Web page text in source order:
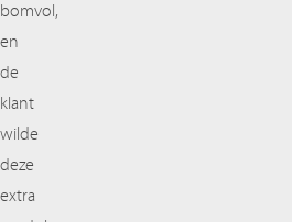
bomvol,
en
de
klant
wilde
deze
extra